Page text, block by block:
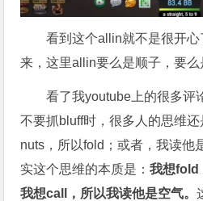
看到这个allin就不是很开
来，这里allin要么是顺子，要么
看了我youtube上的很多评
不要抓bluff时，很多人的思维
nuts，所以fold；或者，我读他
实这个思维的本质是：我想fold
我想call，所以我读他是空气。